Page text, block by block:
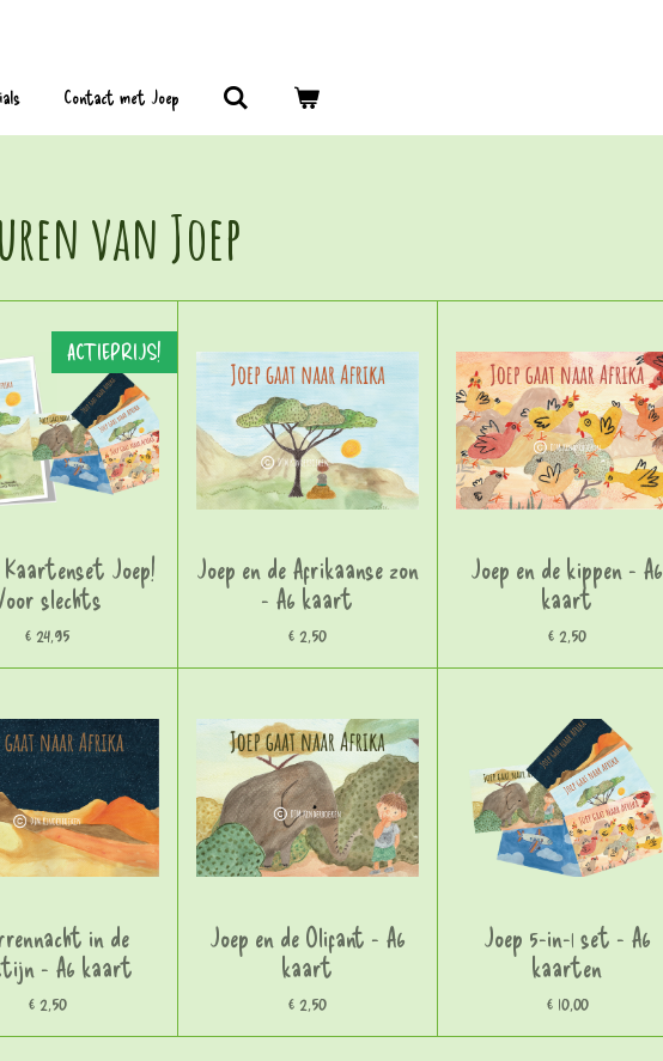
Contact met Joep
van Joep
ACTIEPRIJS!
Kaartenset Joep!
slechts
€ 24,95
Joep en de Afrikaanse zon
- A6 kaart
€ 2,50
Joep en de kippen - A6
kaart
€ 2,50
in de
- A6 kaart
€ 2,50
Joep en de Olifant - A6
kaart
€ 2,50
Joep 5-in-1 set - A6
kaarten
€ 10,00